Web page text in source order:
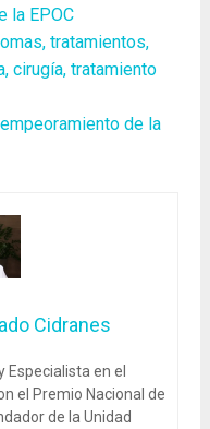
la EPOC
tratamientos,
cirugía, tratamiento
de la
Cidranes
Especialista en el
el Premio Nacional de
de la Unidad